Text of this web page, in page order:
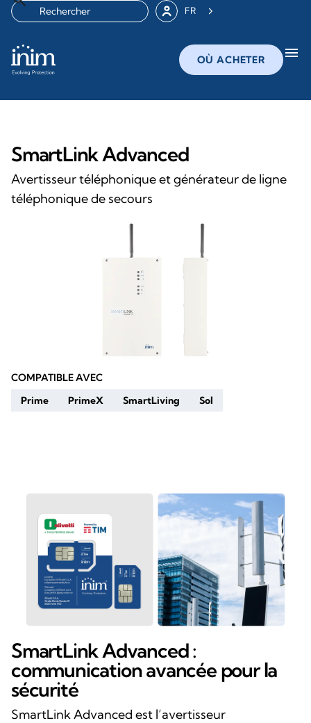
FR
OÙ ACHETER menu
SmartLink Advanced
Avertisseur téléphonique et générateur de ligne
téléphonique de secours
COMPATIBLE AVEC
Prime
PrimeX SmartLiving Sol
SmartLink Advanced :
communication avancée pour la
sécurité
SmartLink Advanced est l’avertisseur